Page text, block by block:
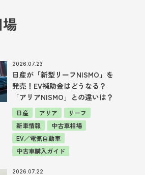
2026.07.23
日産が「新型リーフNISMO」を
発売！EV補助金はどうなる？
「アリアNISMO」との違いは？
日産 アリア
リーフ
新車情報
中古車相場
EV／電気自動車
中古車購入ガイド
2026.07.22